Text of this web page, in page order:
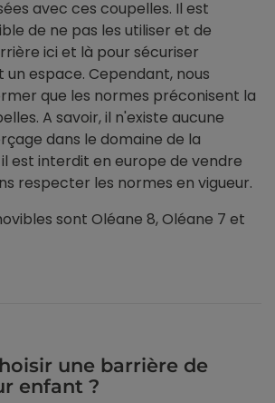
avec ces coupelles. Il est
de ne pas les utiliser et de
ici et là pour sécuriser
espace. Cependant, nous
que les normes préconisent la
A savoir, il n'existe aucune
dans le domaine de la
est interdit en europe de vendre
respecter les normes en vigueur.
sont Oléane 8, Oléane 7 et
une barrière de
enfant ?